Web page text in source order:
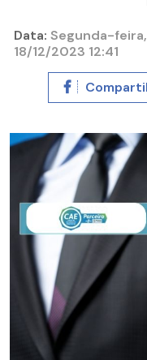
Data: Segunda-feira,
18/12/2023 12:41